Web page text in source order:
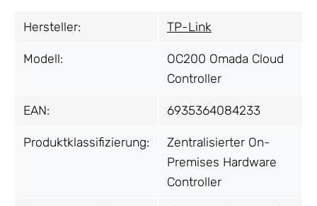
Hersteller: TP-Link
Modell:
OC200 Omada Cloud
Controller
EAN: 6935364084233
Produktklassifizierung:
Zentralisierter On-
Premises Hardware
Controller